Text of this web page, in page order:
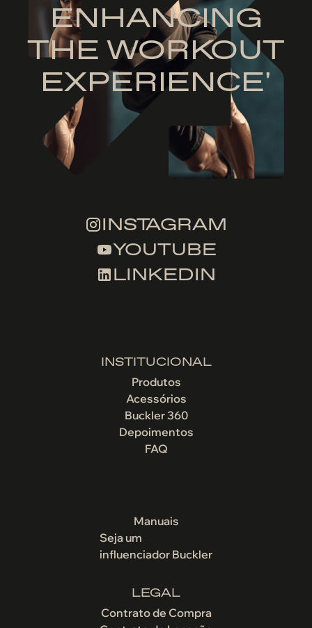
INSTAGRAM
YOUTUBE
LINKEDIN
ENHANCING
THE WORKOUT
EXPERIENCE'
INSTITUCIONAL
Produtos
Acessórios
Buckler 360
Depoimentos
FAQ
Manuais
Seja um
influenciador Buckler
LEGAL
Contrato de Compra